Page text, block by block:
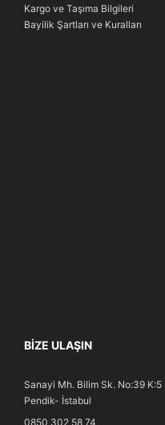
Kargo ve Taşıma Bilgileri
Bayilik Şartları ve Kuralları
BIZE ULAŞIN
Sanayi Mh. Bilim Sk. No:39 K:5
Pendik- İstabul
0850 302 58 74